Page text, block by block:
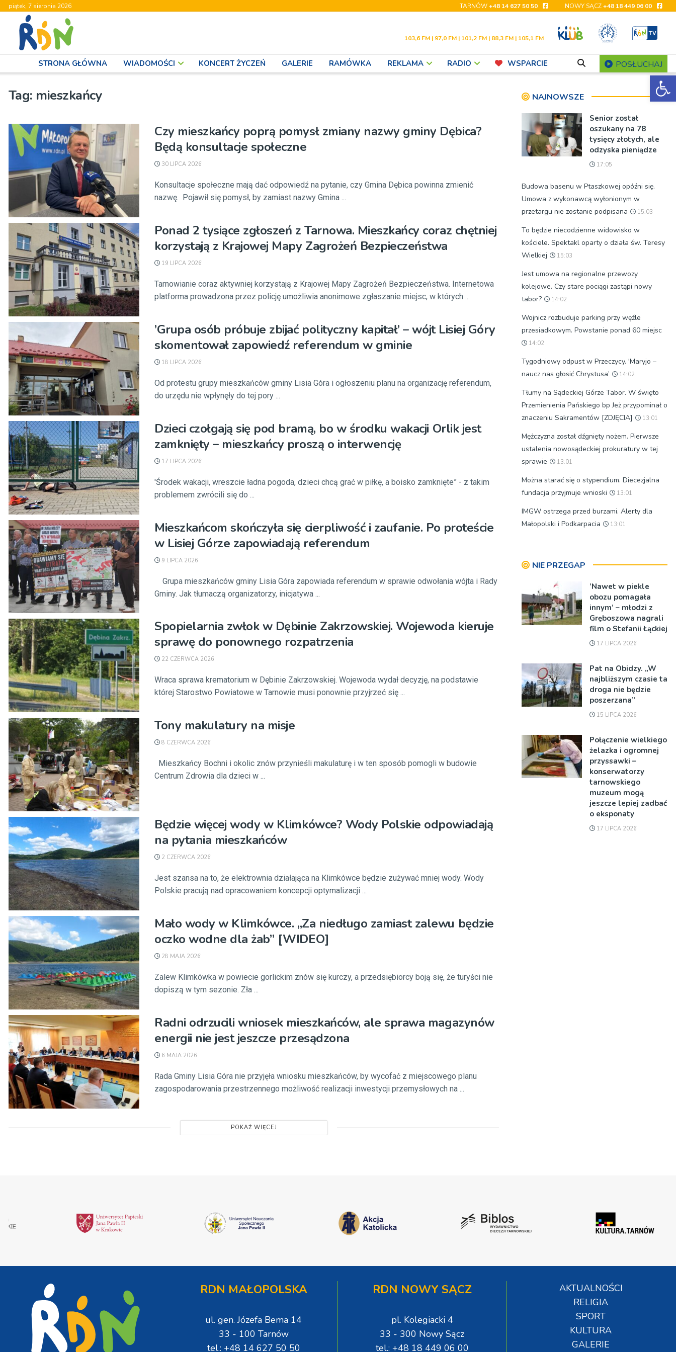
piątek, 7 sierpnia 2026 TARNÓW+48 14 627 50 50 NOWY SĄCZ+48 18 449 06 00
103,6 FM | 97,0 FM | 101,2 FM | 88,3 FM | 105,1 FM
STRONA GŁÓWNA WIADOMOŚCI KONCERT ŻYCZEŃ GALERIE RAMÓWKA REKLAMA RADIO WSPARCIE POSŁUCHAJ
Tag: mieszkańcy
Czy mieszkańcy poprą pomysł zmiany nazwy gminy Dębica?
Będą konsultacje społeczne
30 LIPCA 2026
Konsultacje społeczne mają dać odpowiedź na pytanie, czy Gmina Dębica powinna zmienić
nazwę. Pojawił się pomysł, by zamiast nazwy Gmina ...
Ponad 2 tysiące zgłoszeń z Tarnowa. Mieszkańcy coraz chętniej
korzystają z Krajowej Mapy Zagrożeń Bezpieczeństwa
19 LIPCA 2026
Tarnowianie coraz aktywniej korzystają z Krajowej Mapy Zagrożeń Bezpieczeństwa. Internetowa
platforma prowadzona przez policję umożliwia anonimowe zgłaszanie miejsc, w których ...
’Grupa osób próbuje zbijać polityczny kapitał’ – wójt Lisiej Góry
skomentował zapowiedź referendum w gminie
18 LIPCA 2026
Od protestu grupy mieszkańców gminy Lisia Góra i ogłoszeniu planu na organizację referendum,
do urzędu nie wpłynęły do tej pory ...
Dzieci czołgają się pod bramą, bo w środku wakacji Orlik jest
zamknięty – mieszkańcy proszą o interwencję
17 LIPCA 2026
'Środek wakacji, wreszcie ładna pogoda, dzieci chcą grać w piłkę, a boisko zamknięte” - z takim
problemem zwrócili się do ...
Mieszkańcom skończyła się cierpliwość i zaufanie. Po proteście
w Lisiej Górze zapowiadają referendum
9 LIPCA 2026
Grupa mieszkańców gminy Lisia Góra zapowiada referendum w sprawie odwołania wójta i Rady
Gminy. Jak tłumaczą organizatorzy, inicjatywa ...
Spopielarnia zwłok w Dębinie Zakrzowskiej. Wojewoda kieruje
sprawę do ponownego rozpatrzenia
22 CZERWCA 2026
Wraca sprawa krematorium w Dębinie Zakrzowskiej. Wojewoda wydał decyzję, na podstawie
której Starostwo Powiatowe w Tarnowie musi ponownie przyjrzeć się ...
Tony makulatury na misje
8 CZERWCA 2026
Mieszkańcy Bochni i okolic znów przynieśli makulaturę i w ten sposób pomogli w budowie
Centrum Zdrowia dla dzieci w ...
Będzie więcej wody w Klimkówce? Wody Polskie odpowiadają
na pytania mieszkańców
2 CZERWCA 2026
Jest szansa na to, że elektrownia działająca na Klimkówce będzie zużywać mniej wody. Wody
Polskie pracują nad opracowaniem koncepcji optymalizacji ...
Mało wody w Klimkówce. „Za niedługo zamiast zalewu będzie
oczko wodne dla żab” [WIDEO]
28 MAJA 2026
Zalew Klimkówka w powiecie gorlickim znów się kurczy, a przedsiębiorcy boją się, że turyści nie
dopiszą w tym sezonie. Zła ...
Radni odrzucili wniosek mieszkańców, ale sprawa magazynów
energii nie jest jeszcze przesądzona
6 MAJA 2026
Rada Gminy Lisia Góra nie przyjęła wniosku mieszkańców, by wycofać z miejscowego planu
zagospodarowania przestrzennego możliwość realizacji inwestycji przemysłowych na ...
POKAŻ WIĘCEJ
NAJNOWSZE
Senior został
oszukany na 78
tysięcy złotych, ale
odzyska pieniądze
17:05
Budowa basenu w Ptaszkowej opóźni się.
Umowa z wykonawcą wyłonionym w
przetargu nie zostanie podpisana
15:03
To będzie niecodzienne widowisko w
kościele. Spektakl oparty o działa św. Teresy
Wielkiej
15:03
Jest umowa na regionalne przewozy
kolejowe. Czy stare pociągi zastąpi nowy
tabor?
14:02
Wojnicz rozbuduje parking przy węźle
przesiadkowym. Powstanie ponad 60 miejsc
14:02
Tygodniowy odpust w Przeczycy. 'Maryjo –
naucz nas głosić Chrystusa’
14:02
Tłumy na Sądeckiej Górze Tabor. W święto
Przemienienia Pańskiego bp Jeż przypominał o
znaczeniu Sakramentów [ZDJĘCIA]
13:01
Mężczyzna został dźgnięty nożem. Pierwsze
ustalenia nowosądeckiej prokuratury w tej
sprawie
13:01
Można starać się o stypendium. Diecezjalna
fundacja przyjmuje wnioski
13:01
IMGW ostrzega przed burzami. Alerty dla
Małopolski i Podkarpacia
13:01
NIE PRZEGAP
’Nawet w piekle
obozu pomagała
innym’ – młodzi z
Gręboszowa nagrali
film o Stefanii Łąckiej
17 LIPCA 2026
Pat na Obidzy. „W
najbliższym czasie ta
droga nie będzie
poszerzana”
15 LIPCA 2026
Połączenie wielkiego
żelazka i ogromnej
przyssawki –
konserwatorzy
tarnowskiego
muzeum mogą
jeszcze lepiej zadbać
o eksponaty
17 LIPCA 2026
RDN MAŁOPOLSKA
ul. gen. Józefa Bema 14
33 - 100 Tarnów
tel.: +48 14 627 50 50
RDN NOWY SĄCZ
pl. Kolegiacki 4
33 - 300 Nowy Sącz
tel.: +48 18 449 06 00
AKTUALNOŚCI
RELIGIA
SPORT
KULTURA
GALERIE